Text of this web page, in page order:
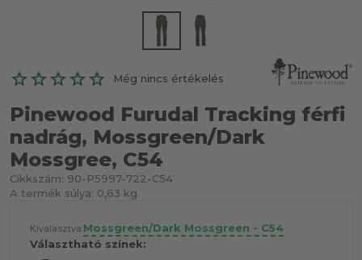
Még nincs értékelés
Pinewood Furudal Tracking férfi
nadrág, Mossgreen/Dark
Mossgree, C54
Cikkszám: 90-P5997-722-C54
A termék súlya: 0,63 kg
Választható színek:
Kiválasztva:Mossgreen/Dark Mossgreen - C54